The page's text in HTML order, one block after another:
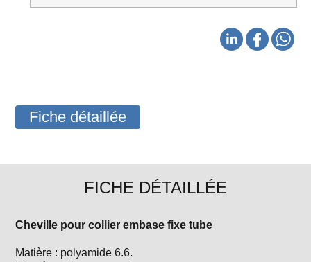
Fiche détaillée
FICHE DÉTAILLÉE
Cheville pour collier embase fixe tube
Matière : polyamide 6.6.